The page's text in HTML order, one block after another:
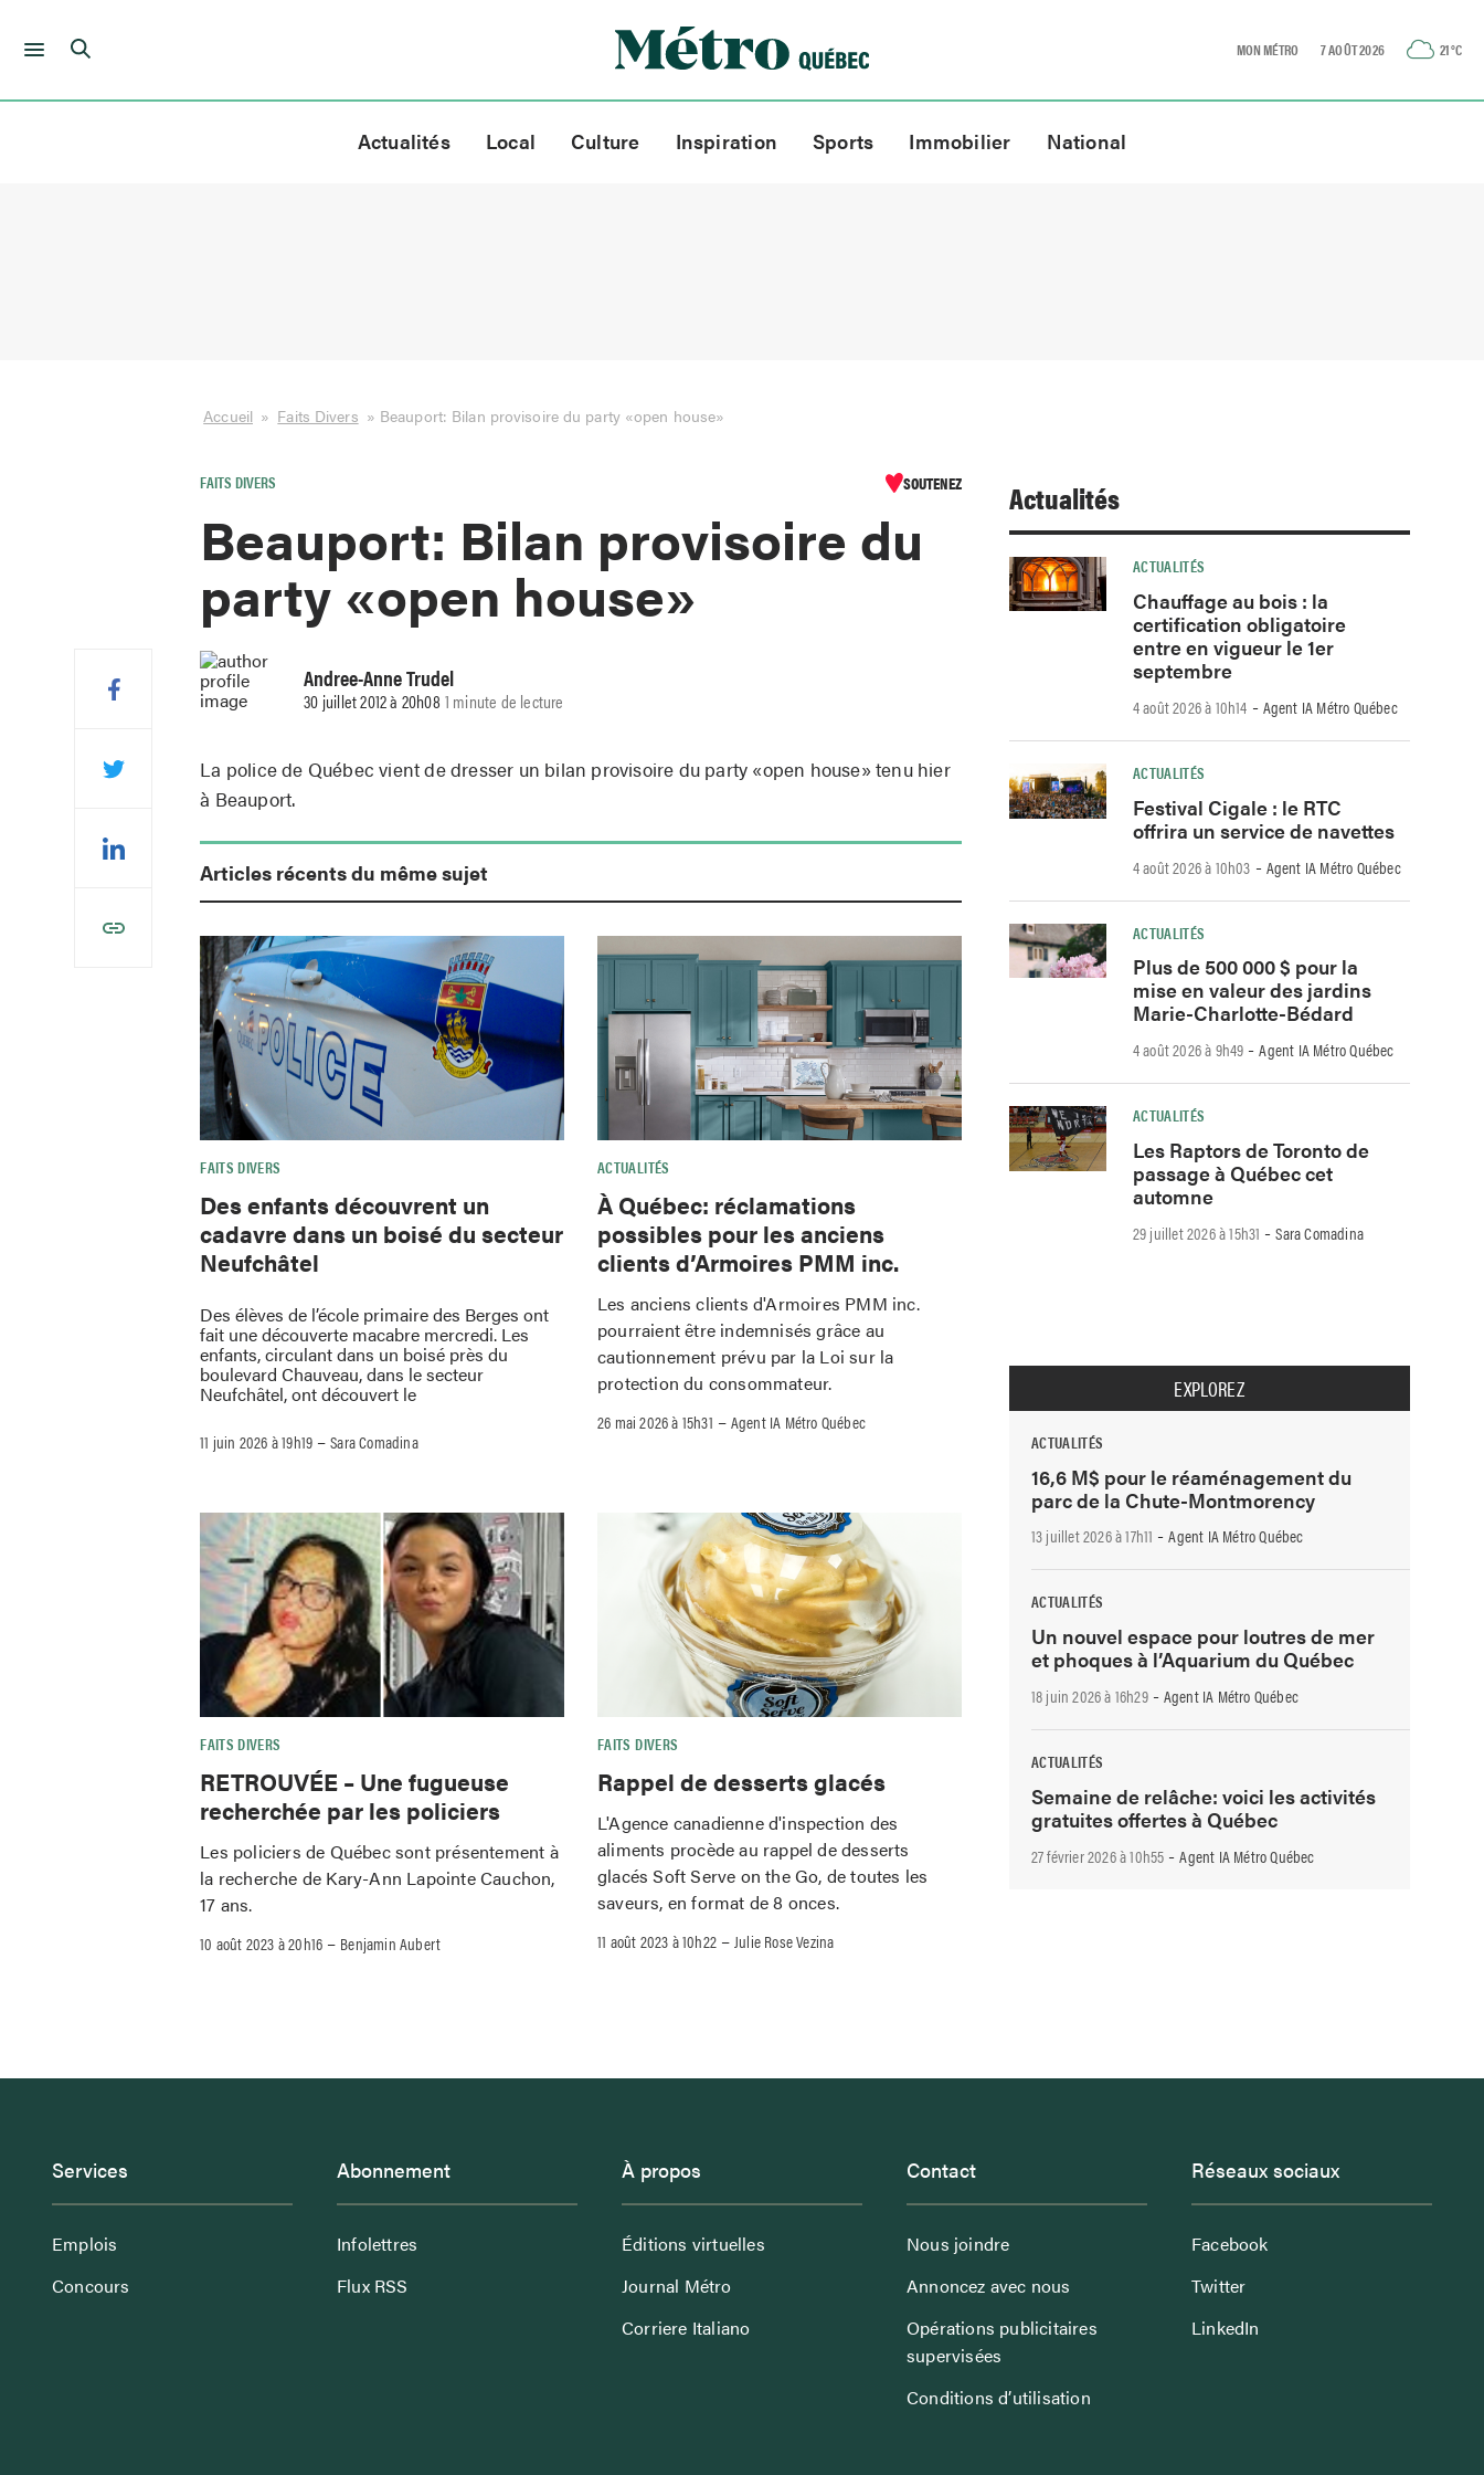
Skip
MON MÉTRO 7 AOÛT 2026 21°C
Actualités Local Culture Inspiration Sports Immobilier National
Accueil » Faits Divers » Beauport: Bilan provisoire du party «open house»
FAITS DIVERS SOUTENEZ
Beauport: Bilan provisoire du
party «open house»
Andree-Anne Trudel
30 juillet 2012 à 20h08 1 minute de lecture
La police de Québec vient de dresser un bilan provisoire du party «open house» tenu hier
à Beauport.
Articles récents du même sujet
FAITS DIVERS
Des enfants découvrent un
cadavre dans un boisé du secteur
Neufchâtel
Des élèves de l’école primaire des Berges ont
fait une découverte macabre mercredi. Les
enfants, circulant dans un boisé près du
boulevard Chauveau, dans le secteur
Neufchâtel, ont découvert le
11 juin 2026 à 19h19 –Sara Comadina
ACTUALITÉS
À Québec: réclamations
possibles pour les anciens
clients d’Armoires PMM inc.
Les anciens clients d'Armoires PMM inc.
pourraient être indemnisés grâce au
cautionnement prévu par la Loi sur la
protection du consommateur.
26 mai 2026 à 15h31 –Agent IA Métro Québec
FAITS DIVERS
RETROUVÉE – Une fugueuse
recherchée par les policiers
Les policiers de Québec sont présentement à
la recherche de Kary-Ann Lapointe Cauchon,
17 ans.
10 août 2023 à 20h16 – Benjamin Aubert
FAITS DIVERS
Rappel de desserts glacés
L'Agence canadienne d'inspection des
aliments procède au rappel de desserts
glacés Soft Serve on the Go, de toutes les
saveurs, en format de 8 onces.
11 août 2023 à 10h22 – Julie Rose Vezina
Actualités
ACTUALITÉS
Chauffage au bois : la
certification obligatoire
entre en vigueur le 1er
septembre
4 août 2026 à 10h14 -Agent IA Métro Québec
ACTUALITÉS
Festival Cigale : le RTC
offrira un service de navettes
4 août 2026 à 10h03 -Agent IA Métro Québec
ACTUALITÉS
Plus de 500 000 $ pour la
mise en valeur des jardins
Marie-Charlotte-Bédard
4 août 2026 à 9h49 -Agent IA Métro Québec
ACTUALITÉS
Les Raptors de Toronto de
passage à Québec cet
automne
29 juillet 2026 à 15h31 -Sara Comadina
EXPLOREZ
ACTUALITÉS
16,6 M$ pour le réaménagement du
parc de la Chute-Montmorency
13 juillet 2026 à 17h11 -Agent IA Métro Québec
ACTUALITÉS
Un nouvel espace pour loutres de mer
et phoques à l’Aquarium du Québec
18 juin 2026 à 16h29-Agent IA Métro Québec
ACTUALITÉS
Semaine de relâche: voici les activités
gratuites offertes à Québec
27 février 2026 à 10h55 -Agent IA Métro Québec
Services
Emplois
Concours
Abonnement
Infolettres
Flux RSS
À propos
Éditions virtuelles
Journal Métro
Corriere Italiano
Contact
Nous joindre
Annoncez avec nous
Opérations publicitaires
supervisées
Conditions d’utilisation
Réseaux sociaux
Facebook
Twitter
LinkedIn